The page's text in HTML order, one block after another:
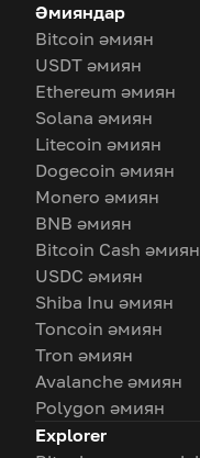
Әмияндар
Bitcoin әмиян
USDT әмиян
Ethereum әмиян
Solana әмиян
Litecoin әмиян
Dogecoin әмиян
Monero әмиян
BNB әмиян
Bitcoin Cash әмиян
USDC әмиян
Shiba Inu әмиян
Toncoin әмиян
Tron әмиян
Avalanche әмиян
Polygon әмиян
Explorer